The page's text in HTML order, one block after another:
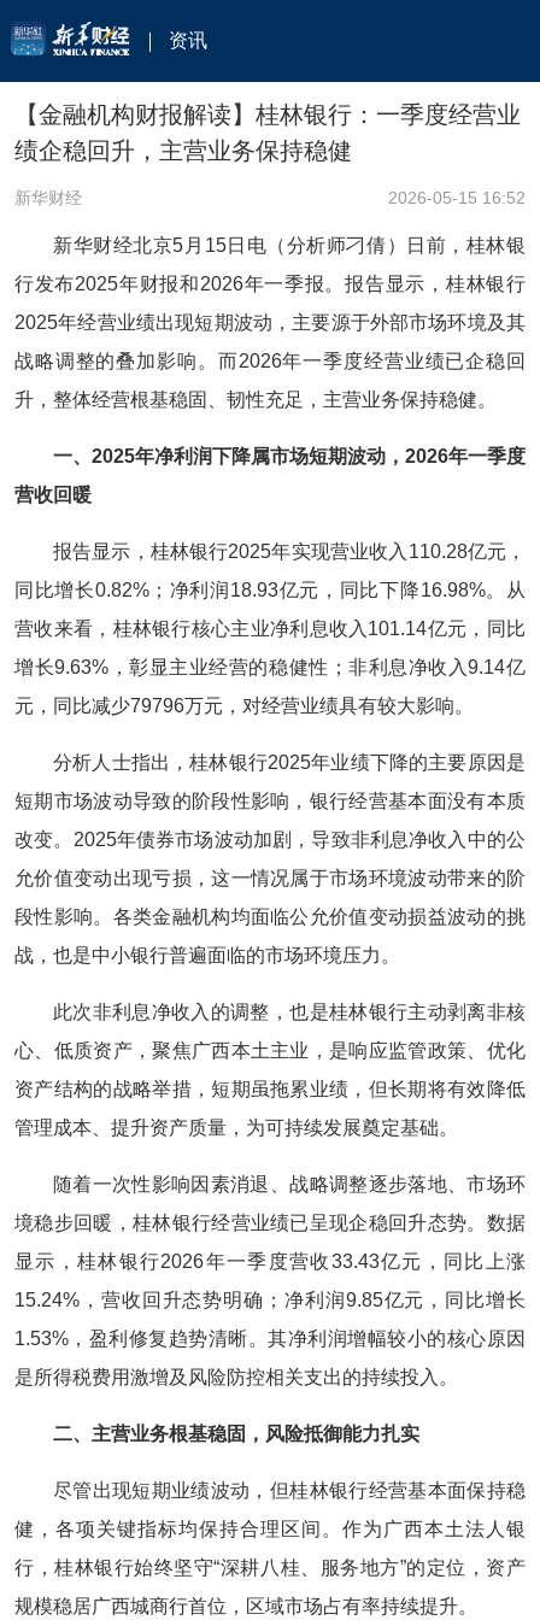
资讯
【金融机构财报解读】桂林银行：一季度经营业
绩企稳回升，主营业务保持稳健
新华财经 2026-05-15 16:52
新华财经北京5月15日电（分析师刁倩）日前，桂林银
行发布2025年财报和2026年一季报。报告显示，桂林银行
2025年经营业绩出现短期波动，主要源于外部市场环境及其
战略调整的叠加影响。而2026年一季度经营业绩已企稳回
升，整体经营根基稳固、韧性充足，主营业务保持稳健。
一、2025年净利润下降属市场短期波动，2026年一季度
营收回暖
报告显示，桂林银行2025年实现营业收入110.28亿元，
同比增长0.82%；净利润18.93亿元，同比下降16.98%。从
营收来看，桂林银行核心主业净利息收入101.14亿元，同比
增长9.63%，彰显主业经营的稳健性；非利息净收入9.14亿
元，同比减少79796万元，对经营业绩具有较大影响。
分析人士指出，桂林银行2025年业绩下降的主要原因是
短期市场波动导致的阶段性影响，银行经营基本面没有本质
改变。2025年债券市场波动加剧，导致非利息净收入中的公
允价值变动出现亏损，这一情况属于市场环境波动带来的阶
段性影响。各类金融机构均面临公允价值变动损益波动的挑
战，也是中小银行普遍面临的市场环境压力。
此次非利息净收入的调整，也是桂林银行主动剥离非核
心、低质资产，聚焦广西本土主业，是响应监管政策、优化
资产结构的战略举措，短期虽拖累业绩，但长期将有效降低
管理成本、提升资产质量，为可持续发展奠定基础。
随着一次性影响因素消退、战略调整逐步落地、市场环
境稳步回暖，桂林银行经营业绩已呈现企稳回升态势。数据
显示，桂林银行2026年一季度营收33.43亿元，同比上涨
15.24%，营收回升态势明确；净利润9.85亿元，同比增长
1.53%，盈利修复趋势清晰。其净利润增幅较小的核心原因
是所得税费用激增及风险防控相关支出的持续投入。
二、主营业务根基稳固，风险抵御能力扎实
尽管出现短期业绩波动，但桂林银行经营基本面保持稳
健，各项关键指标均保持合理区间。作为广西本土法人银
行，桂林银行始终坚守“深耕八桂、服务地方”的定位，资产
规模稳居广西城商行首位，区域市场占有率持续提升。